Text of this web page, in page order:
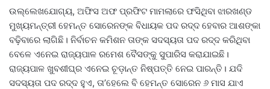
ଉଲ୍ଲେଖଯୋଗ୍ୟ, ଅଫିସ ଅଫ ପ୍ରଫିଟ ମାମଲାରେ ଫସିଥିବା ଝାରଖଣ୍ଡ
ମୁଖ୍ୟମନ୍ତ୍ରୀ ହେମନ୍ତ ସୋରେନଙ୍କ ବିଧାୟକ ପଦ ରଦ୍ଦ ହେବାର ଆଶଙ୍କା
ବଢ଼ିବାରେ ଲାଗିଛି। ନିର୍ବାଚନ କମିଶନ ତାଙ୍କ ସଦସ୍ୟତା ପଦ ରଦ୍ଦ କରିଥିବା
ବେଳେ ଏନେଇ ରାଜ୍ୟପାଳ ରମେଶ ବୈସଙ୍କୁ ସୁପାରିସ କରାଯାଇଛି।
ରାଜ୍ୟପାଳ ଖୁବଶୀଘ୍ର ଏନେଇ ଚୂଡ଼ାନ୍ତ ନିଷ୍ପତ୍ତି ନେଇ ପାରନ୍ତି। ଯଦି
ସଦସ୍ୟତା ପଦ ରଦ୍ଦ ହୁଏ, ତା’ହେଲେ ବି ହେମନ୍ତ ସୋରେନ ୬ ମାସ ଯାଏ